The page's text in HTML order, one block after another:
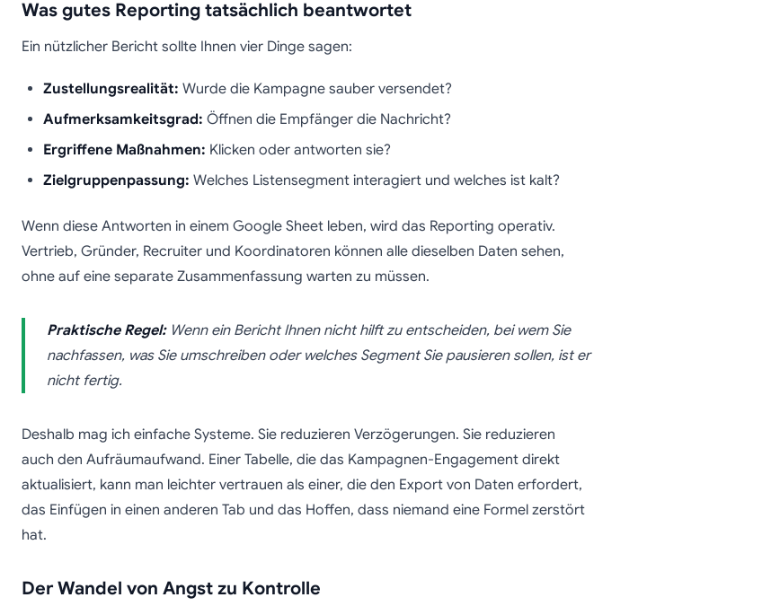
Was gutes Reporting tatsächlich beantwortet
Ein nützlicher Bericht sollte Ihnen vier Dinge sagen:
Zustellungsrealität: Wurde die Kampagne sauber versendet?
Aufmerksamkeitsgrad: Öffnen die Empfänger die Nachricht?
Ergriffene Maßnahmen: Klicken oder antworten sie?
Zielgruppenpassung: Welches Listensegment interagiert und welches ist kalt?
Wenn diese Antworten in einem Google Sheet leben, wird das Reporting operativ.
Vertrieb, Gründer, Recruiter und Koordinatoren können alle dieselben Daten sehen,
ohne auf eine separate Zusammenfassung warten zu müssen.
Praktische Regel:Wenn ein Bericht Ihnen nicht hilft zu entscheiden, bei wem Sie
nachfassen, was Sie umschreiben oder welches Segment Sie pausieren sollen, ist er
nicht fertig.
Deshalb mag ich einfache Systeme. Sie reduzieren Verzögerungen. Sie reduzieren
auch den Aufräumaufwand. Einer Tabelle, die das Kampagnen-Engagement direkt
aktualisiert, kann man leichter vertrauen als einer, die den Export von Daten erfordert,
das Einfügen in einen anderen Tab und das Hoffen, dass niemand eine Formel zerstört
hat.
Der Wandel von Angst zu Kontrolle